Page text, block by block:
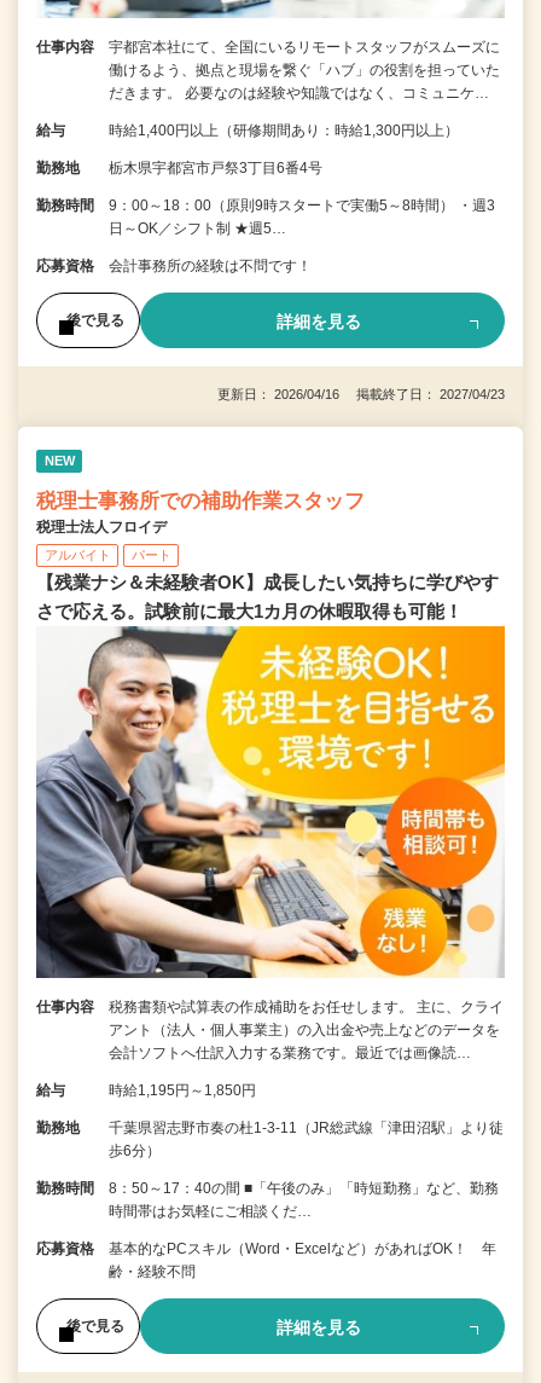
仕事内容
宇都宮本社にて、全国にいるリモートスタッフがスムーズに
働けるよう、拠点と現場を繋ぐ「ハブ」の役割を担っていた
だきます。 必要なのは経験や知識ではなく、コミュニケ…
給与 時給1,400円以上（研修期間あり：時給1,300円以上）
勤務地 栃木県宇都宮市戸祭3丁目6番4号
勤務時間
9：00～18：00（原則9時スタートで実働5～8時間） ・週3
日～OK／シフト制 ★週5…
応募資格 会計事務所の経験は不問です！
後で見る 詳細を見る
更新日： 2026/04/16 掲載終了日： 2027/04/23
NEW
税理士事務所での補助作業スタッフ
税理士法人フロイデ
アルバイト パート
【残業ナシ＆未経験者OK】成長したい気持ちに学びやす
さで応える。試験前に最大1カ月の休暇取得も可能！
仕事内容
税務書類や試算表の作成補助をお任せします。 主に、クライ
アント（法人・個人事業主）の入出金や売上などのデータを
会計ソフトへ仕訳入力する業務です。最近では画像読…
給与 時給1,195円～1,850円
勤務地
千葉県習志野市奏の杜1-3-11（JR総武線「津田沼駅」より徒
歩6分）
勤務時間
8：50～17：40の間 ■「午後のみ」「時短勤務」など、勤務
時間帯はお気軽にご相談くだ…
応募資格
基本的なPCスキル（Word・Excelなど）があればOK！ 年
齢・経験不問
後で見る 詳細を見る